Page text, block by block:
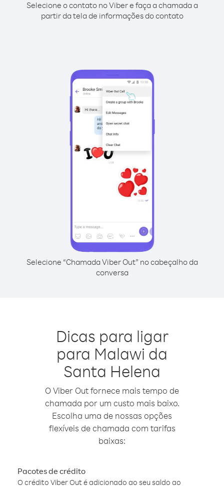
Selecione o contato no Viber e faça a chamada a
partir da tela de informações do contato
Selecione “Chamada Viber Out” no cabeçalho da
conversa
Dicas para ligar
para Malawi da
Santa Helena
O Viber Out fornece mais tempo de
chamada por um custo mais baixo.
Escolha uma de nossas opções
flexíveis de chamada com tarifas
baixas:
Pacotes de crédito
O crédito Viber Out é adicionado ao seu saldo ao